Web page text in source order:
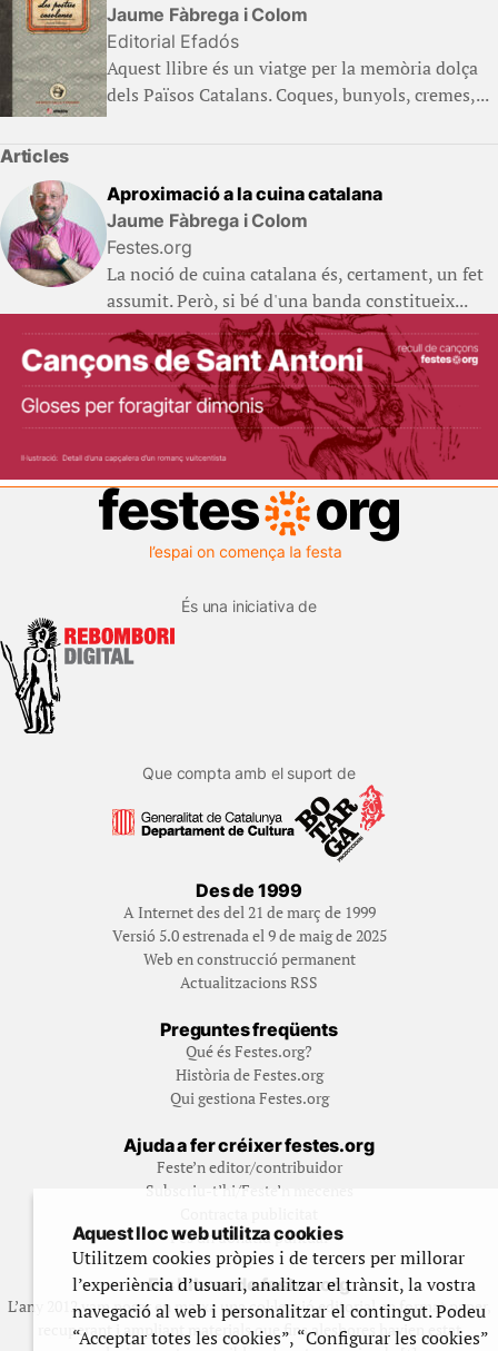
Jaume Fàbrega i Colom
Editorial Efadós
Aquest llibre és un viatge per la memòria dolça
dels Països Catalans. Coques, bunyols, cremes,...
Articles
Aproximació a la cuina catalana
Jaume Fàbrega i Colom
Festes.org
La noció de cuina catalana és, certament, un fet
assumit. Però, si bé d'una banda constitueix...
És una iniciativa de
Que compta amb el suport de
Des de 1999
A Internet des del 21 de març de 1999
Versió 5.0 estrenada el 9 de maig de 2025
Web en construcció permanent
Actualitzacions RSS
Preguntes freqüents
Qué és Festes.org?
Història de Festes.org
Qui gestiona Festes.org
Ajuda a fer créixer festes.org
Feste’n editor/contribuidor
Subscriu-t’hi/Feste’n mecenes
Fes un donatiu puntual
Els llibres de festes.org
L’any 2012 vam posar en marxa una col·lecció editorial en format paper,
recuperant i ampliant materials que fins aleshores havien estat
Aquest lloc web utilitza cookies
Utilitzem cookies pròpies i de tercers per millorar
l’experiència d’usuari, analitzar el trànsit, la vostra
navegació al web i personalitzar el contingut. Podeu
“Acceptar totes les cookies”, “Configurar les cookies”